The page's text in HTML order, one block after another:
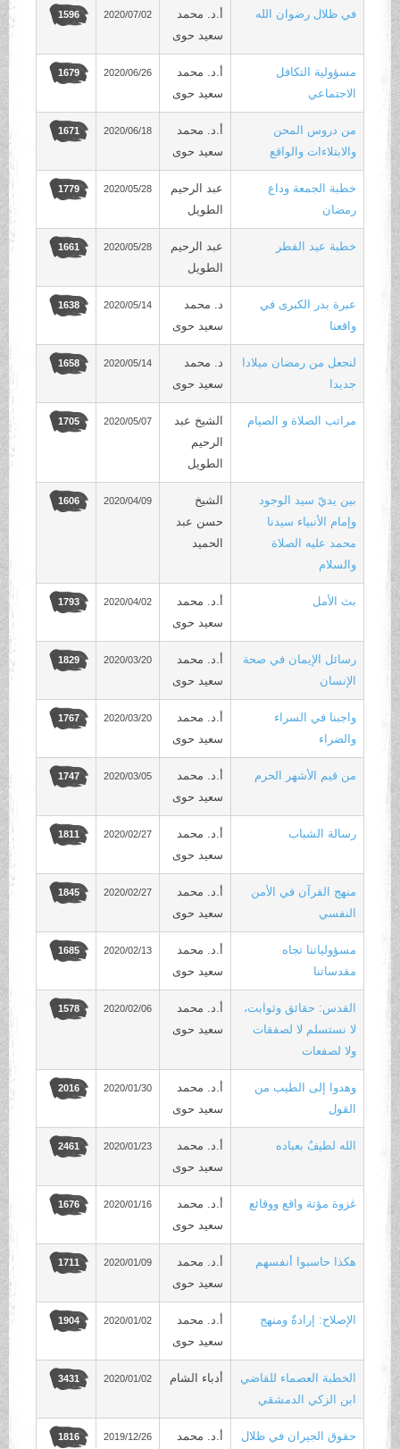
في ظلال رضوان الله
أ.د. محمد
سعيد حوى
2020/07/02
1596
مسؤولية التكافل
الاجتماعي
أ.د. محمد
سعيد حوى
2020/06/26
1679
من دروس المحن
والابتلاءات والواقع
أ.د. محمد
سعيد حوى
2020/06/18
1671
خطبة الجمعة وداع
رمضان
عبد الرحيم
الطويل
2020/05/28
1779
خطبة عيد الفطر
عبد الرحيم
الطويل
2020/05/28
1661
عبرة بدر الكبرى في
واقعنا
د. محمد
سعيد حوى
2020/05/14
1638
لنجعل من رمضان ميلادا
جديدا
د. محمد
سعيد حوى
2020/05/14
1658
مراتب الصلاة و الصيام
الشيخ عبد
الرحيم
الطويل
2020/05/07
1705
بين يديّ سيد الوجود
وإمام الأنبياء سيدنا
محمد عليه الصلاة
والسلام
الشيخ
حسن عبد
الحميد
2020/04/09
1606
بث الأمل
أ.د. محمد
سعيد حوى
2020/04/02
1793
رسائل الإيمان في صحة
الإنسان
أ.د. محمد
سعيد حوى
2020/03/20
1829
واجبنا في السراء
والضراء
أ.د. محمد
سعيد حوى
2020/03/20
1767
من قيم الأشهر الحرم
أ.د. محمد
سعيد حوى
2020/03/05
1747
رسالة الشباب
أ.د. محمد
سعيد حوى
2020/02/27
1811
منهج القرآن في الأمن
النفسي
أ.د. محمد
سعيد حوى
2020/02/27
1845
مسؤولياتنا تجاه
مقدساتنا
أ.د. محمد
سعيد حوى
2020/02/13
1685
القدس: حقائق وثوابت،
لا نستسلم لا لصفقات
ولا لصفعات
أ.د. محمد
سعيد حوى
2020/02/06
1578
وهدوا إلى الطيب من
القول
أ.د. محمد
سعيد حوى
2020/01/30
2016
الله لطيفٌ بعباده
أ.د. محمد
سعيد حوى
2020/01/23
2461
غزوة مؤتة واقع ووقائع
أ.د. محمد
سعيد حوى
2020/01/16
1676
هكذا حاسبوا أنفسهم
أ.د. محمد
سعيد حوى
2020/01/09
1711
الإصلاح: إرادةٌ ومنهج
أ.د. محمد
سعيد حوى
2020/01/02
1904
الخطبة العصماء للقاضي
ابن الزكي الدمشقي
أدباء الشام 2020/01/02
3431
حقوق الجيران في ظلال
أ.د. محمد
2019/12/26
1816